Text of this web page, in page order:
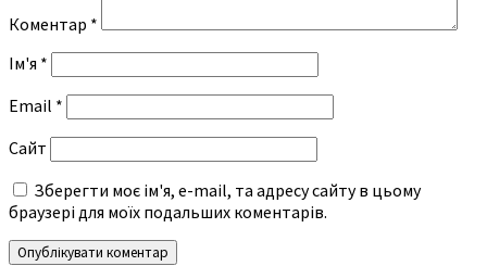
Коментар *
Ім'я *
Email *
Сайт
Зберегти моє ім'я, e-mail, та адресу сайту в цьому
браузері для моїх подальших коментарів.